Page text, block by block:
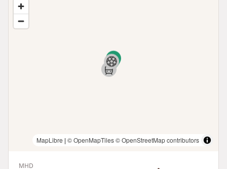
MapLibre | © OpenMapTiles© OpenStreetMap contributors
MHD